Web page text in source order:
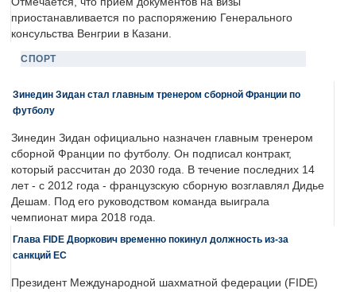
приостанавливается по распоряжению Генерального
консульства Венгрии в Казани.
СПОРТ
Зинедин Зидан стал главным тренером сборной Франции по
футболу
Зинедин Зидан официально назначен главным тренером
сборной Франции по футболу. Он подписал контракт,
который рассчитан до 2030 года. В течение последних 14
лет - с 2012 года - французскую сборную возглавлял Дидье
Дешам. Под его руководством команда выиграла
чемпионат мира 2018 года.
Глава FIDE Дворкович временно покинул должность из-за
санкций ЕС
Президент Международной шахматной федерации (FIDE)